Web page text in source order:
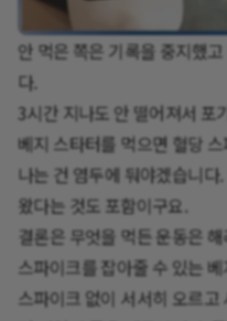
안 먹은 쪽은 기록을 중지했
다.
3시간 지나도 안 떨어져서 포
베지 스타터를 먹으면 혈당
나는 건 염두에 둬야겠습니
왔다는 것도 포함이구요.
결론은 무엇을 먹든 운동은
스파이크를 잡아줄 수 있는
스파이크 없이 서서히 오르